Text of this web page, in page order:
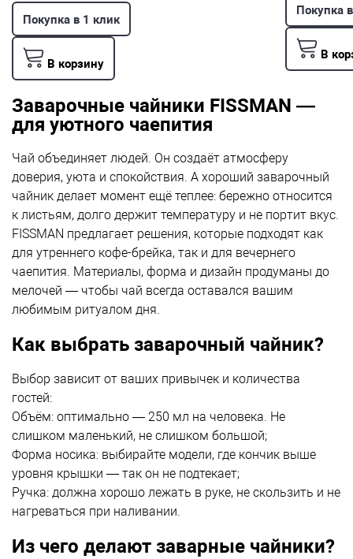
Покупка в 1 клик
В корзину
Покупка
В
Заварочные чайники FISSMAN —
для уютного чаепития
Чай объединяет людей. Он создаёт атмосферу
доверия, уюта и спокойствия. А хороший заварочный
чайник делает момент ещё теплее: бережно относится
к листьям, долго держит температуру и не портит вкус.
FISSMAN предлагает решения, которые подходят как
для утреннего кофе-брейка, так и для вечернего
чаепития. Материалы, форма и дизайн продуманы до
мелочей — чтобы чай всегда оставался вашим
любимым ритуалом дня.
Как выбрать заварочный чайник?
Выбор зависит от ваших привычек и количества
гостей:
Объём: оптимально — 250 мл на человека. Не
слишком маленький, не слишком большой;
Форма носика: выбирайте модели, где кончик выше
уровня крышки — так он не подтекает;
Ручка: должна хорошо лежать в руке, не скользить и не
нагреваться при наливании.
Из чего делают заварные чайники?